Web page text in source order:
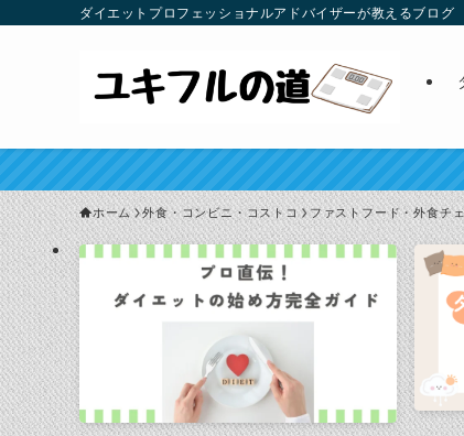
ダイエットプロフェッショナルアドバイザーが教えるブログ
ホーム 外食・コンビニ・コストコ ファストフード・外食チ